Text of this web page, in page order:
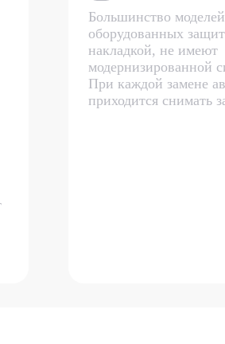
Большинство
оборудованных
накладкой, не имеют
модернизированной
При каждой замене
приходится снимать